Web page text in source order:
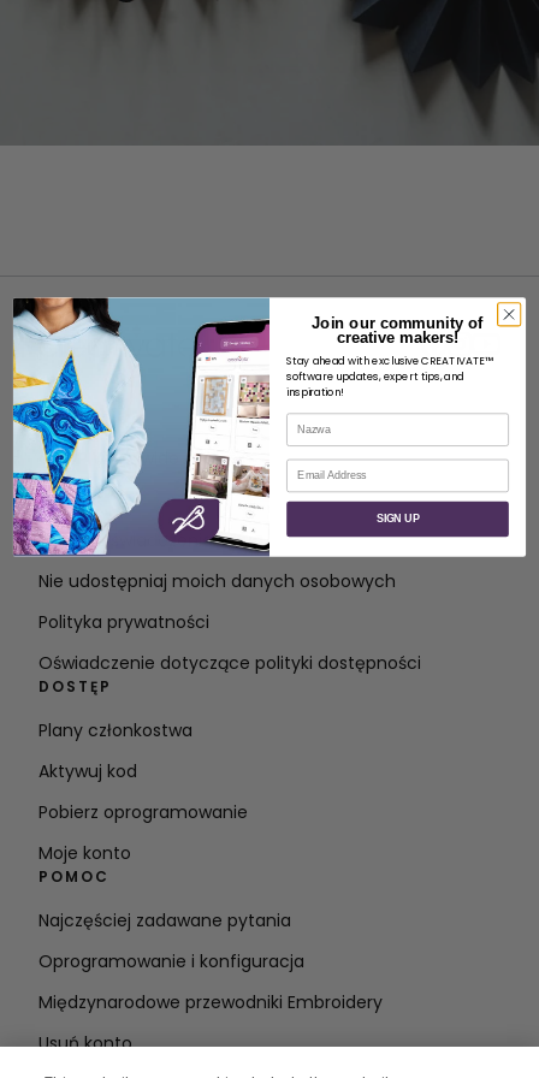
O
O SVP Worldwide
Kontakt
Warunki świadczenia usług
Nie udostępniaj moich danych osobowych
Polityka prywatności
Oświadczenie dotyczące polityki dostępności
DOSTĘP
Plany członkostwa
Aktywuj kod
Pobierz oprogramowanie
Moje konto
POMOC
Najczęściej zadawane pytania
Oprogramowanie i konfiguracja
Międzynarodowe przewodniki Embroidery
Usuń konto
Join our community of
creative makers!
Stay ahead with exclusive CREATIVATE™
software updates, expert tips, and
inspiration!
Nazwa
E-mail
SIGN UP